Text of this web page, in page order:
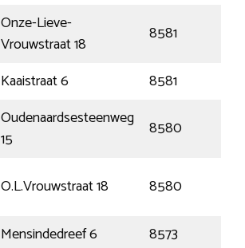
Onze-Lieve-
Vrouwstraat 18
8581
Kaaistraat 6 8581
Oudenaardsesteenweg
15
8580
O.L.Vrouwstraat 18 8580
Mensindedreef 6 8573